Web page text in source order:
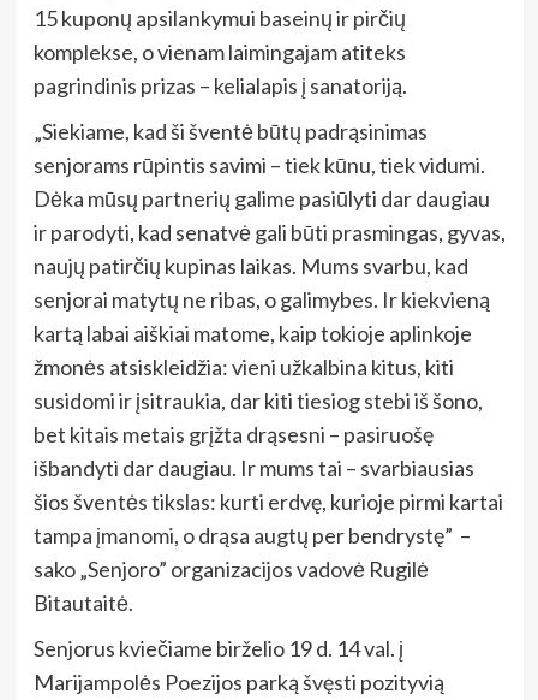
15 kuponų apsilankymui baseinų ir pirčių
komplekse, o vienam laimingajam atiteks
pagrindinis prizas – kelialapis į sanatoriją.
„Siekiame, kad ši šventė būtų padrąsinimas
senjorams rūpintis savimi – tiek kūnu, tiek vidumi.
Dėka mūsų partnerių galime pasiūlyti dar daugiau
ir parodyti, kad senatvė gali būti prasmingas, gyvas,
naujų patirčių kupinas laikas. Mums svarbu, kad
senjorai matytų ne ribas, o galimybes. Ir kiekvieną
kartą labai aiškiai matome, kaip tokioje aplinkoje
žmonės atsiskleidžia: vieni užkalbina kitus, kiti
susidomi ir įsitraukia, dar kiti tiesiog stebi iš šono,
bet kitais metais grįžta drąsesni – pasiruošę
išbandyti dar daugiau. Ir mums tai – svarbiausias
šios šventės tikslas: kurti erdvę, kurioje pirmi kartai
tampa įmanomi, o drąsa augtų per bendrystę” –
sako „Senjoro” organizacijos vadovė Rugilė
Bitautaitė.
Senjorus kviečiame birželio 19 d. 14 val. į
Marijampolės Poezijos parką švęsti pozityvią